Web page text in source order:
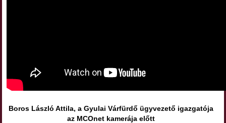
Boros László Attila, a Gyulai Várfürdő ügyvezető igazgatója
az MCOnet kamerája előtt